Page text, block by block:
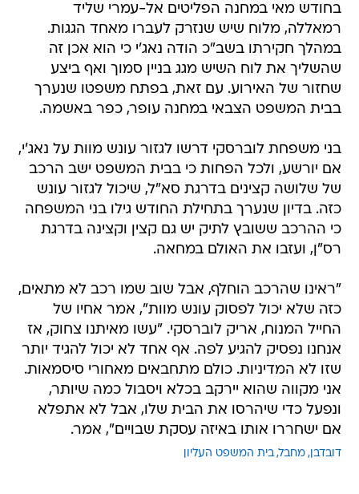
בחודש מאי במחנה הפליטים אל-עמרי שליד
רמאללה, מלוח שיש שנזרק לעברו מאחד הגגות.
במהלך חקירתו בשב"כ הודה נאג'י כי הוא אכן זה
שהשליך את לוח השיש מגג בניין סמוך ואף ביצע
שחזור של האירוע. עם זאת, בפתח משפטו שנערך
בבית המשפט הצבאי במחנה עופר, כפר באשמה.
בני משפחת לוברסקי דרשו לגזור עונש מוות על נאג'י,
אם יורשע, ולכל הפחות כי בבית המשפט ישב הרכב
של שלושה קצינים בדרגת סא"ל, שיכול לגזור עונש
כזה. בדיון שנערך בתחילת החודש גילו בני המשפחה
כי ההרכב ששובץ לתיק יש גם קצין וקצינה בדרגת
רס"ן, ועזבו את האולם במחאה.
"ראינו שהרכב הוחלף, אבל שוב שמו רכב לא מתאים,
כזה שלא יכול לפסוק עונש מוות", אמר אחיו של
החייל המנוח, אריק לוברסקי. "עשו מאיתנו צחוק, אז
אנחנו נפסיק להגיע לפה. אף אחד לא יכול להגיד יותר
שזו לא המדיניות. כולם מתחבאים מאחורי סיסמאות.
אני מקווה שהוא יירקב בכלא ויסבול כמה שיותר,
ונפעל כדי שיהרסו את הבית שלו, אבל לא אתפלא
אם ישחררו אותו באיזה עסקת שבויים", אמר.
דובדבן מחבל בית המשפט העליון